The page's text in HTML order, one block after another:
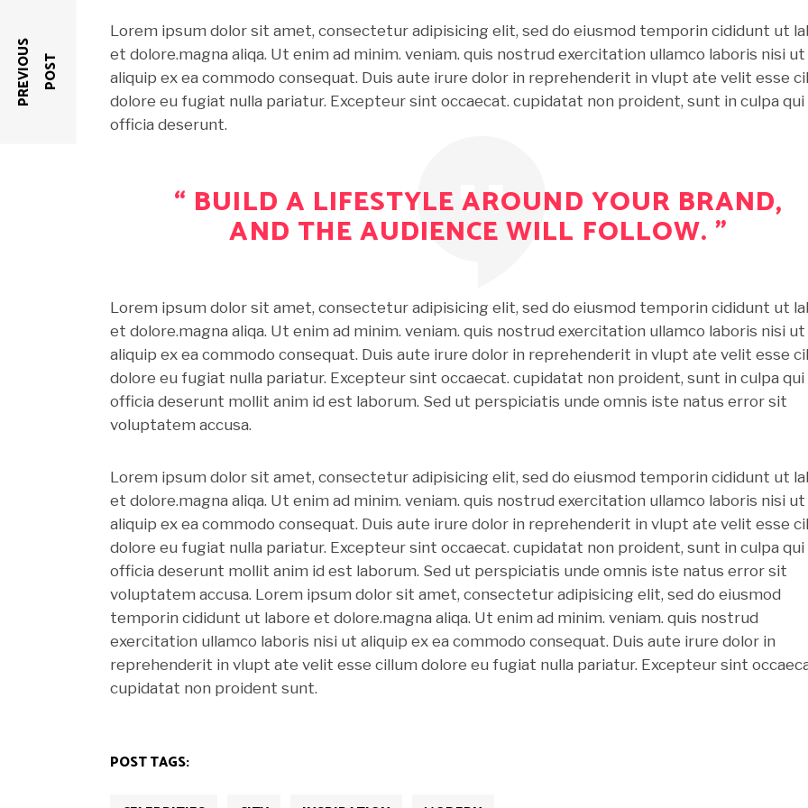
Lorem ipsum dolor sit amet, consectetur adipisicing elit, sed do eiusmod temporin cididunt ut
et dolore.magna aliqa. Ut enim ad minim. veniam. quis nostrud exercitation ullamco laboris nisi ut
aliquip ex ea commodo consequat. Duis aute irure dolor in reprehenderit in vlupt ate velit esse
dolore eu fugiat nulla pariatur. Excepteur sint occaecat. cupidatat non proident, sunt in culpa qui
officia deserunt.
“ BUILD A LIFESTYLE AROUND YOUR BRAND,
AND THE AUDIENCE WILL FOLLOW. ”
Lorem ipsum dolor sit amet, consectetur adipisicing elit, sed do eiusmod temporin cididunt ut
et dolore.magna aliqa. Ut enim ad minim. veniam. quis nostrud exercitation ullamco laboris nisi ut
aliquip ex ea commodo consequat. Duis aute irure dolor in reprehenderit in vlupt ate velit esse
dolore eu fugiat nulla pariatur. Excepteur sint occaecat. cupidatat non proident, sunt in culpa qui
officia deserunt mollit anim id est laborum. Sed ut perspiciatis unde omnis iste natus error sit
voluptatem accusa.
Lorem ipsum dolor sit amet, consectetur adipisicing elit, sed do eiusmod temporin cididunt ut
et dolore.magna aliqa. Ut enim ad minim. veniam. quis nostrud exercitation ullamco laboris nisi ut
aliquip ex ea commodo consequat. Duis aute irure dolor in reprehenderit in vlupt ate velit esse
dolore eu fugiat nulla pariatur. Excepteur sint occaecat. cupidatat non proident, sunt in culpa qui
officia deserunt mollit anim id est laborum. Sed ut perspiciatis unde omnis iste natus error sit
voluptatem accusa. Lorem ipsum dolor sit amet, consectetur adipisicing elit, sed do eiusmod
temporin cididunt ut labore et dolore.magna aliqa. Ut enim ad minim. veniam. quis nostrud
exercitation ullamco laboris nisi ut aliquip ex ea commodo consequat. Duis aute irure dolor in
reprehenderit in vlupt ate velit esse cillum dolore eu fugiat nulla pariatur. Excepteur sint
cupidatat non proident sunt.
POST TAGS:
P
R
E
V
I
O
U
S
P
O
S T